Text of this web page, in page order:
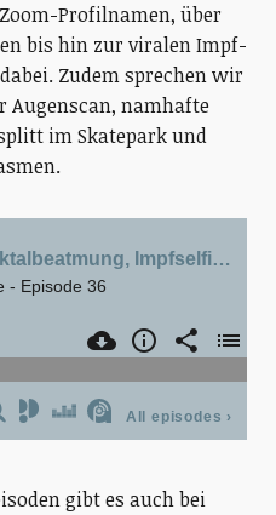
Profilnamen, über
bis hin zur viralen Impf-
Zudem sprechen wir
Augenscan, namhafte
im Skatepark und
gibt es auch bei